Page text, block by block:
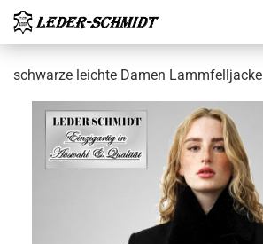
schwar­ze leich­te Damen Lamm­fell­ja­cke